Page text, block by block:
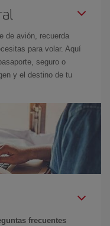
de avión, recuerda
para volar. Aquí
seguro o
y el destino de tu
frecuentes